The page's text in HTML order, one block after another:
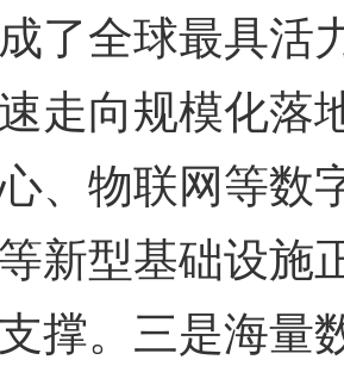
了全球最具活
走向规模化落
、物联网等数
新型基础设施
撑。三是海量